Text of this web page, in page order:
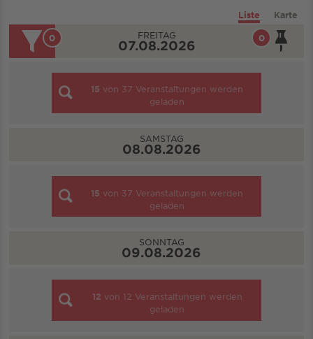
Liste Karte
0
0 FREITAG
07.08.2026
15 von 37 Veranstaltungen werden
geladen
SAMSTAG
08.08.2026
15 von 37 Veranstaltungen werden
geladen
SONNTAG
09.08.2026
12 von 12 Veranstaltungen werden
geladen